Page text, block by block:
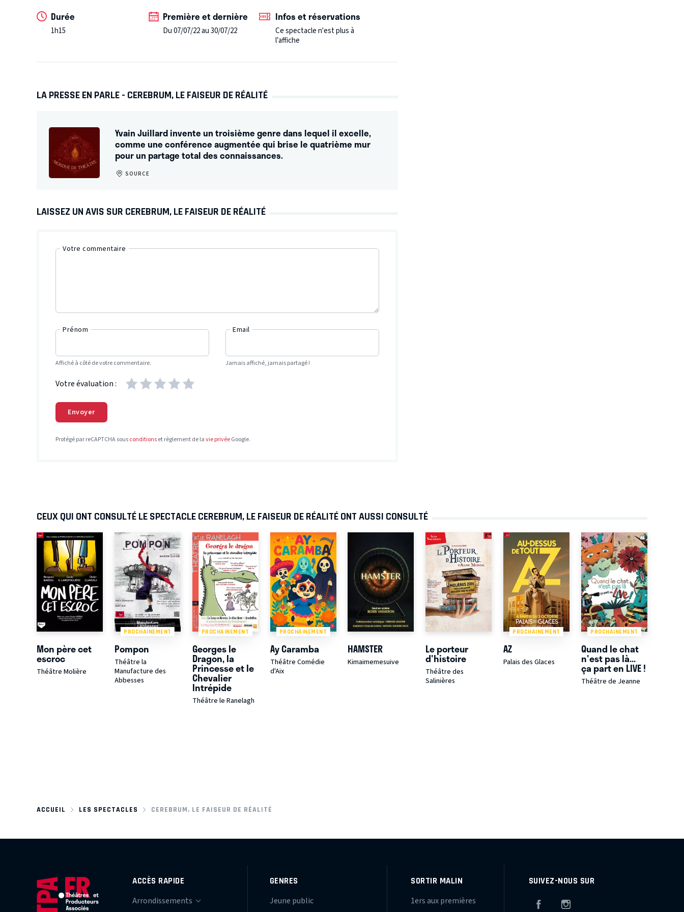
lors d’une conférence-spectacle, d’interroger le fonctionnement de notre cerveau afin de
questionner la nature multiple de la réalité. Le cerveau, siège de notre mémoire, de nos
perceptions, de notre identité, demeure cet organe à la fois intime, mystérieux car méconnu par la
---
Sans entracte. A partir de 12 ans.
Durée
1h15
Première et dernière
Du 07/07/22 au 30/07/22
Infos et réservations
Ce spectacle n'est plus à
l’affiche
LA PRESSE EN PARLE - CEREBRUM, LE FAISEUR DE RÉALITÉ
Yvain Juillard invente un troisième genre dans lequel il excelle,
comme une conférence augmentée qui brise le quatrième mur
pour un partage total des connaissances.
SOURCE
LAISSEZ UN AVIS SUR CEREBRUM, LE FAISEUR DE RÉALITÉ
Votre commentaire
Prénom
Affiché à côté de votre commentaire.
Email
Jamais affiché, jamais partagé !
Votre évaluation :
Envoyer
Protégé par reCAPTCHA sousconditionset règlement de lavie privéeGoogle.
CEUX QUI ONT CONSULTÉ LE SPECTACLE CEREBRUM, LE FAISEUR DE RÉALITÉ ONT AUSSI CONSULTÉ
Mon père cet
escroc
Théâtre Molière
PROCHAINEMENT
Pompon
Théâtre la
Manufacture des
Abbesses
PROCHAINEMENT
Georges le
Dragon, la
Princesse et le
Chevalier
Intrépide
Théâtre le Ranelagh
PROCHAINEMENT
Ay Caramba
Théâtre Comédie
d'Aix
HAMSTER
Kimaimemesuive
Le porteur
d'histoire
Théâtre des
Salinières
PROCHAINEMENT
AZ
Palais des Glaces
PROCHAINEMENT
Quand le chat
n'est pas là...
ça part en LIVE !
Théâtre de Jeanne
ACCUEIL LES SPECTACLES CEREBRUM, LE FAISEUR DE RÉALITÉ
ACCÈS RAPIDE GENRES
Jeune public
SORTIR MALIN
1ers aux premières
SUIVEZ-NOUS SUR
Facebook